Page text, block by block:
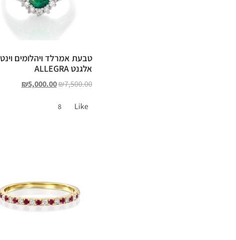
טבעת אמרלד ויהלומים
אלגנט ALLEGRA
₪7,500.00
₪5,000.00
Like
8